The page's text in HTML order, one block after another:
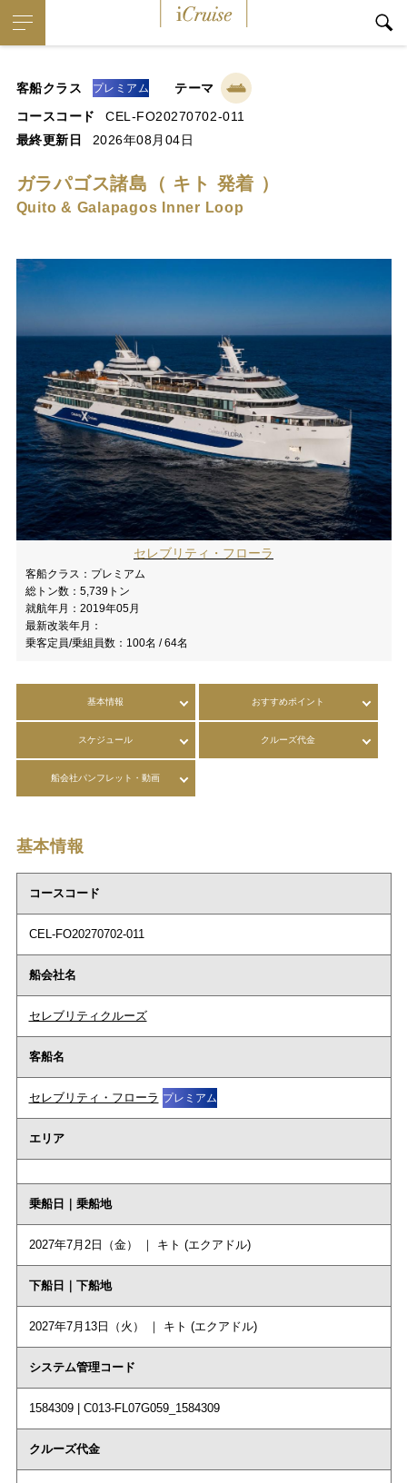
客船クラス プレミアム
テーマ
コースコード
CEL-FO20270702-011
最終更新日
2026年08月04日
ガラパゴス諸島（ キト 発着 ）
Quito & Galapagos Inner Loop
セレブリティ・フローラ
客船クラス： プレミアム
総トン数： 5,739トン
就航年月： 2019年05月
最新改装年月：
乗客定員/乗組員数： 100名 / 64名
基本情報 おすすめポイント
スケジュール クルーズ代金
船会社パンフレット・動画
基本情報
コースコード
CEL-FO20270702-011
船会社名
セレブリティクルーズ
客船名
セレブリティ・フローラ プレミアム
エリア
乗船日｜乗船地
2027年7月2日（金） ｜ キト (エクアドル)
下船日｜下船地
2027年7月13日（火） ｜ キト (エクアドル)
システム管理コード
1584309 | C013-FL07G059_1584309
クルーズ代金